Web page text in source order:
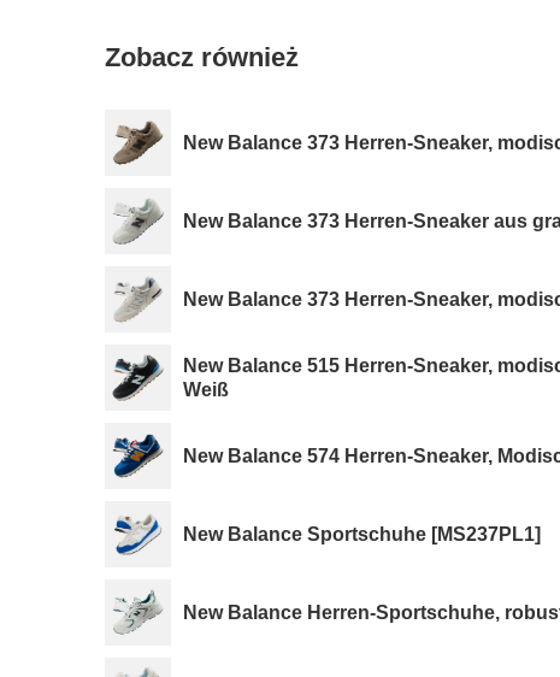
Zobacz również
New Balance 373 Herren-Sneaker,
New Balance 373 Herren-Sneaker aus
New Balance 373 Herren-Sneaker,
New Balance 515 Herren-Sneaker,
Weiß
New Balance 574 Herren-Sneaker,
New Balance Sportschuhe [MS237PL1]
New Balance Herren-Sportschuhe,